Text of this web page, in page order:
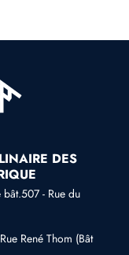
DES
- Rue du
René Thom (Bât